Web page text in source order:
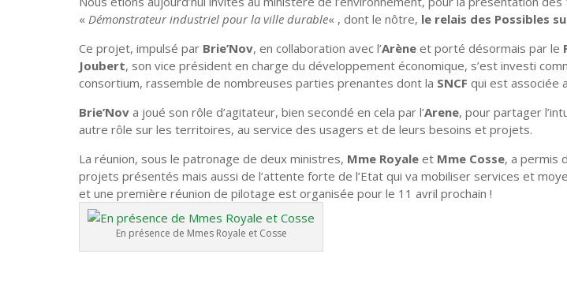
« Démonstrateur industriel pour la ville durable« , dont le nôtre, le relais des Possibles
Ce projet, impulsé par Brie’Nov, en collaboration avec l’Arène et porté désormais par le
Joubert, son vice président en charge du développement économique, s’est investi
consortium, rassemble de nombreuses parties prenantes dont la SNCF qui est associée
Brie’Nov a joué son rôle d’agitateur, bien secondé en cela par l’Arene, pour partager
autre rôle sur les territoires, au service des usagers et de leurs besoins et projets.
La réunion, sous le patronage de deux ministres, Mme Royale et Mme Cosse, a permis
projets présentés mais aussi de l’attente forte de l’Etat qui va mobiliser services et
et une première réunion de pilotage est organisée pour le 11 avril prochain !
En présence de Mmes Royale et Cosse